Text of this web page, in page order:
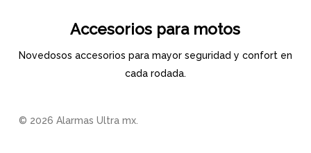
Accesorios para motos
Novedosos accesorios para mayor seguridad y confort en
cada rodada.
© 2026 Alarmas Ultra mx.